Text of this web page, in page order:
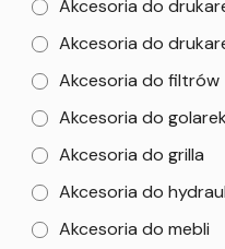
Akcesoria do
Akcesoria do
Akcesoria do filtrów
Akcesoria do golarek
Akcesoria do grilla
Akcesoria do
Akcesoria do mebli